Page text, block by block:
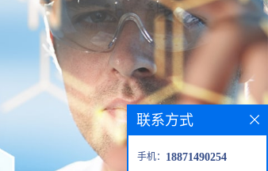
联系方式
手机： 18871490254